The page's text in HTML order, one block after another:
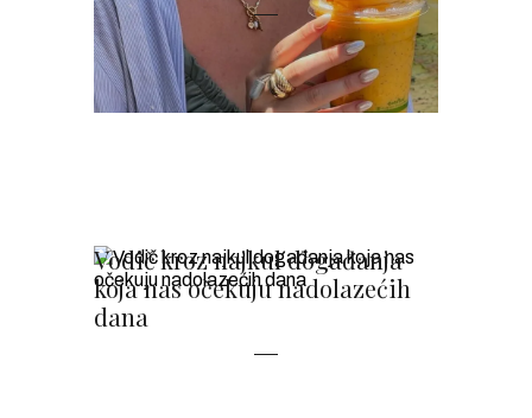
Vodič kroz najkul događanja
koja nas očekuju nadolazećih
dana